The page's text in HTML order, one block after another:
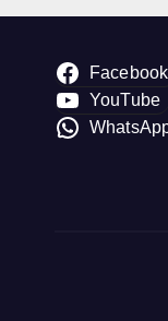
Facebook
YouTube